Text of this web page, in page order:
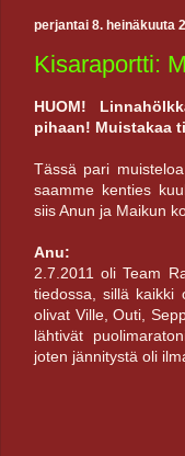
perjantai 8. heinäkuuta
Kisaraportti:
HUOM!
pihaan! Muistakaa
Tässä pari
saamme kenties
siis Anun ja Maikun
Anu:
2.7.2011 oli Team
tiedossa, sillä kaikki
olivat Ville, Outi,
lähtivät
joten jännitystä oli